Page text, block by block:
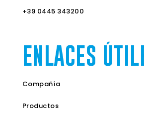
+39 0445 343200
ENLACES
Compañía
Productos